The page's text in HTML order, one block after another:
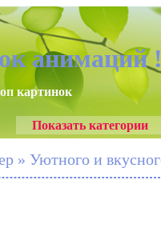
анимаций
картинок
Показать категории
» Уютного и